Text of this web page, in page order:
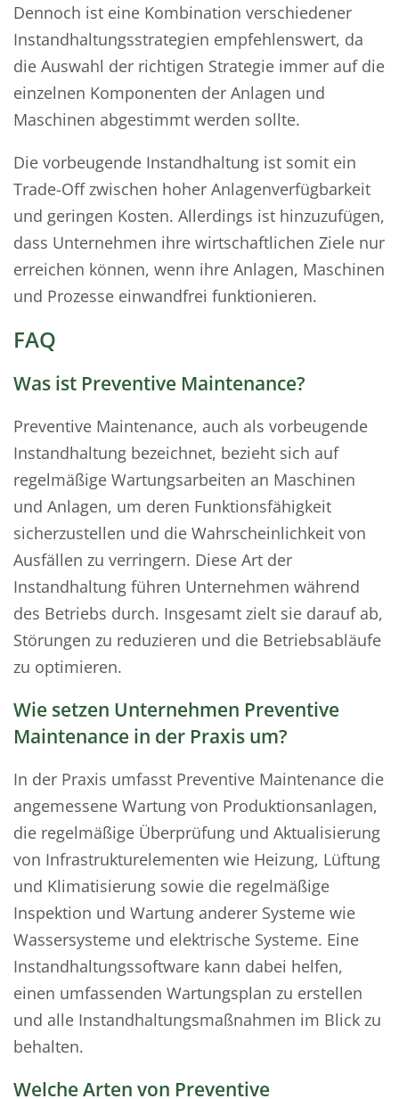
Dennoch ist eine Kombination verschiedener
Instandhaltungsstrategien empfehlenswert, da
die Auswahl der richtigen Strategie immer auf die
einzelnen Komponenten der Anlagen und
Maschinen abgestimmt werden sollte.
Die vorbeugende Instandhaltung ist somit ein
Trade-Off zwischen hoher Anlagenverfügbarkeit
und geringen Kosten. Allerdings ist hinzuzufügen,
dass Unternehmen ihre wirtschaftlichen Ziele nur
erreichen können, wenn ihre Anlagen, Maschinen
und Prozesse einwandfrei funktionieren.
FAQ
Was ist Preventive Maintenance?
Preventive Maintenance, auch als vorbeugende
Instandhaltung bezeichnet, bezieht sich auf
regelmäßige Wartungsarbeiten an Maschinen
und Anlagen, um deren Funktionsfähigkeit
sicherzustellen und die Wahrscheinlichkeit von
Ausfällen zu verringern. Diese Art der
Instandhaltung führen Unternehmen während
des Betriebs durch. Insgesamt zielt sie darauf ab,
Störungen zu reduzieren und die Betriebsabläufe
zu optimieren.
Wie setzen Unternehmen Preventive
Maintenance in der Praxis um?
In der Praxis umfasst Preventive Maintenance die
angemessene Wartung von Produktionsanlagen,
die regelmäßige Überprüfung und Aktualisierung
von Infrastrukturelementen wie Heizung, Lüftung
und Klimatisierung sowie die regelmäßige
Inspektion und Wartung anderer Systeme wie
Wassersysteme und elektrische Systeme. Eine
Instandhaltungssoftware kann dabei helfen,
einen umfassenden Wartungsplan zu erstellen
und alle Instandhaltungsmaßnahmen im Blick zu
behalten.
Welche Arten von Preventive